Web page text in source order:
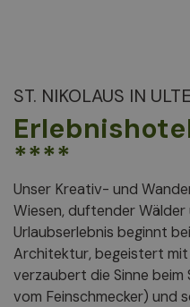
ST. NIKOLAUS IN
****
Unser Kreativ- und
Wiesen, duftender
Urlaubserlebnis beginnt
Architektur, begeistert mit
verzaubert die Sinne beim
vom Feinschmecker) und